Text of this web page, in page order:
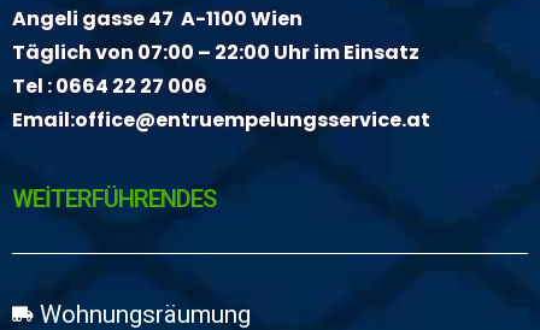
Angeli gasse 47 A-1100 Wien
Täglich von 07:00 – 22:00 Uhr im Einsatz
Tel :0664 22 27 006
Email:office@entruempelungsservice.at
WEİTERFÜHRENDES
Wohnungsräumung